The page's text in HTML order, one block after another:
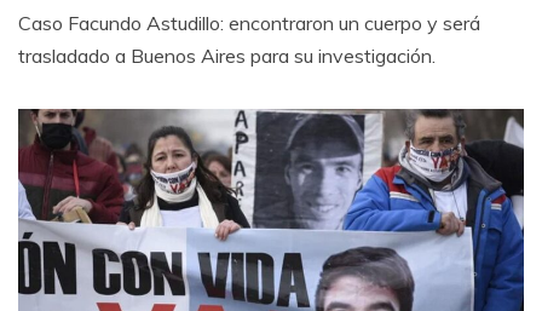
Caso Facundo Astudillo: encontraron un cuerpo y será
trasladado a Buenos Aires para su investigación.